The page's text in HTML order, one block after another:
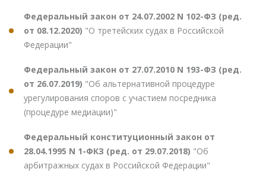
Федеральный закон от 24.07.2002 N 102-ФЗ (ред.
от 08.12.2020) "О третейских судах в Российской
Федерации"
Федеральный закон от 27.07.2010 N 193-ФЗ (ред.
от 26.07.2019) "Об альтернативной процедуре
урегулирования споров с участием посредника
(процедуре медиации)"
Федеральный конституционный закон от
28.04.1995 N 1-ФКЗ (ред. от 29.07.2018) "Об
арбитражных судах в Российской Федерации"